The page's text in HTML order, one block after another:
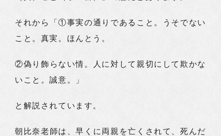
それから「①事実の通りであること。うそでない
こと。真実。ほんとう。
②偽り飾らない情。人に対して親切にして欺かな
いこと。誠意。」
と解説されています。
朝比奈老師は、早くに両親を亡くされて、死んだ